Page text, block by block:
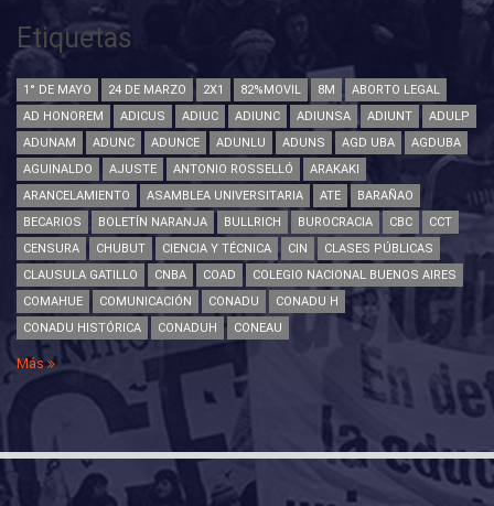
Etiquetas
1° DE MAYO 24 DE MARZO 2X1 82%MOVIL 8M
ABORTO LEGAL
AD HONOREM
ADICUS ADIUC ADIUNC ADIUNSA ADIUNT
ADULP
ADUNAM
ADUNC ADUNCE ADUNLU ADUNS AGD UBA
AGDUBA
AGUINALDO
AJUSTE ANTONIO ROSSELLÓ
ARAKAKI
ARANCELAMIENTO
ASAMBLEA UNIVERSITARIA ATE
BARAÑAO
BECARIOS
BOLETÍN NARANJA BULLRICH BUROCRACIA CBC
CCT
CENSURA
CHUBUT CIENCIA Y TÉCNICA CIN
CLASES PÚBLICAS
CLAUSULA GATILLO
CNBA COAD
COLEGIO NACIONAL BUENOS AIRES
COMAHUE
COMUNICACIÓN CONADU
CONADU H
CONADU HISTÓRICA
CONADUH CONEAU
Más